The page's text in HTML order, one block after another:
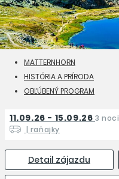
MATTERNHORN
HISTÓRIA A PRÍRODA
OBĽÚBENÝ PROGRAM
11.09.26 - 15.09.26 3 noci
| raňajky
Detail zájazdu